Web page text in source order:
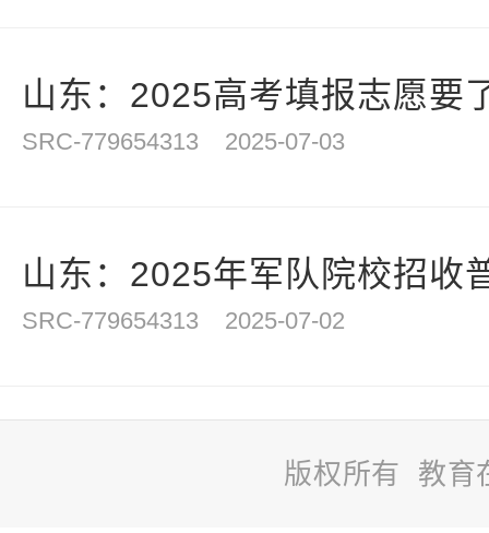
山东：2025高考填报志愿要
SRC-779654313 2025-07-03
山东：2025年军队院校招收
SRC-779654313 2025-07-02
版权所有 教育